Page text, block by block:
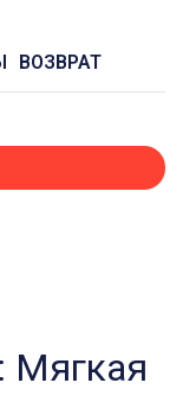
ВОЗВРАТ
Мягкая